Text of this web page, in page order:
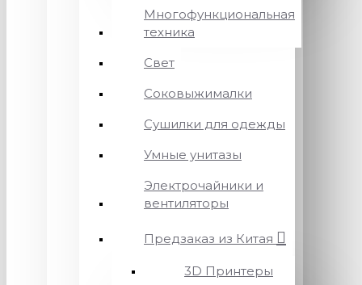
Многофункциональная
техника
Свет
Соковыжималки
Сушилки для одежды
Умные унитазы
Электрочайники и
вентиляторы
Предзаказ из Китая
3D Принтеры